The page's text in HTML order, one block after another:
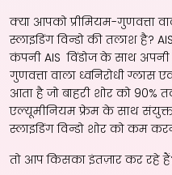
क्या आपको प्रीमियम-गुणवत्ता
स्लाइडिंग विन्डो की तलाश है?
कंपनी AIS विंडोज के साथ अपनी
गुणवत्ता वाला ध्वनिरोधी
आता है जो बाहरी शोर को
एल्यूमीनियम फ्रेम के साथ
स्लाइडिंग विन्डो शोर को कम
तो आप किसका इंतज़ार कर रहे